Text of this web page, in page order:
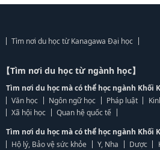
Tìm nơi du học từ Kanagawa Đại học
【Tìm nơi du học từ ngành học】
Tìm nơi du học mà có thể học ngành Khối
Văn học
Ngôn ngữ học Pháp luật
Xã hội học
Quan hệ quốc tế
Tìm nơi du học mà có thể học ngành Khối
Hộ lý, Bảo vệ sức khỏe
Y, Nha Dược